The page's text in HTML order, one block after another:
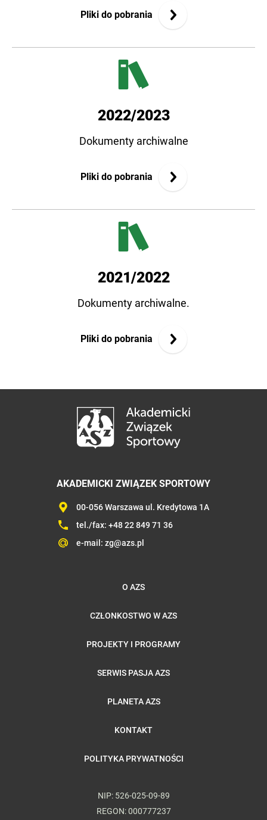
Pliki do pobrania
2022/2023
Dokumenty archiwalne
Pliki do pobrania
2021/2022
Dokumenty archiwalne.
Pliki do pobrania
AKADEMICKI ZWIĄZEK SPORTOWY
00-056 Warszawa ul. Kredytowa 1A
tel./fax: +48 22 849 71 36
e-mail: zg@azs.pl
O AZS
CZŁONKOSTWO W AZS
PROJEKTY I PROGRAMY
SERWIS PASJA AZS
PLANETA AZS
KONTAKT
POLITYKA PRYWATNOŚCI
NIP: 526-025-09-89
REGON: 000777237